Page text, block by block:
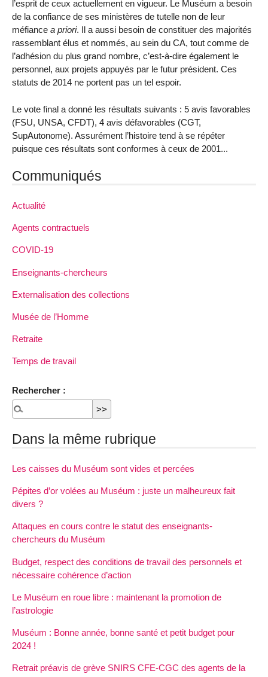
l’esprit de ceux actuellement en vigueur. Le Muséum a besoin
de la confiance de ses ministères de tutelle non de leur
méfiance a priori. Il a aussi besoin de constituer des majorités
rassemblant élus et nommés, au sein du CA, tout comme de
l’adhésion du plus grand nombre, c’est-à-dire également le
personnel, aux projets appuyés par le futur président. Ces
statuts de 2014 ne portent pas un tel espoir.
Le vote final a donné les résultats suivants : 5 avis favorables
(FSU, UNSA, CFDT), 4 avis défavorables (CGT,
SupAutonome). Assurément l’histoire tend à se répéter
puisque ces résultats sont conformes à ceux de 2001...
Communiqués
Actualité
Agents contractuels
COVID-19
Enseignants-chercheurs
Externalisation des collections
Musée de l’Homme
Retraite
Temps de travail
Rechercher :
Dans la même rubrique
Les caisses du Muséum sont vides et percées
Pépites d’or volées au Muséum : juste un malheureux fait
divers ?
Attaques en cours contre le statut des enseignants-
chercheurs du Muséum
Budget, respect des conditions de travail des personnels et
nécessaire cohérence d’action
Le Muséum en roue libre : maintenant la promotion de
l’astrologie
Muséum : Bonne année, bonne santé et petit budget pour
2024 !
Retrait préavis de grève SNIRS CFE-CGC des agents de la